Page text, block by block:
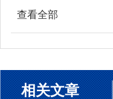
查看全部
相关文章